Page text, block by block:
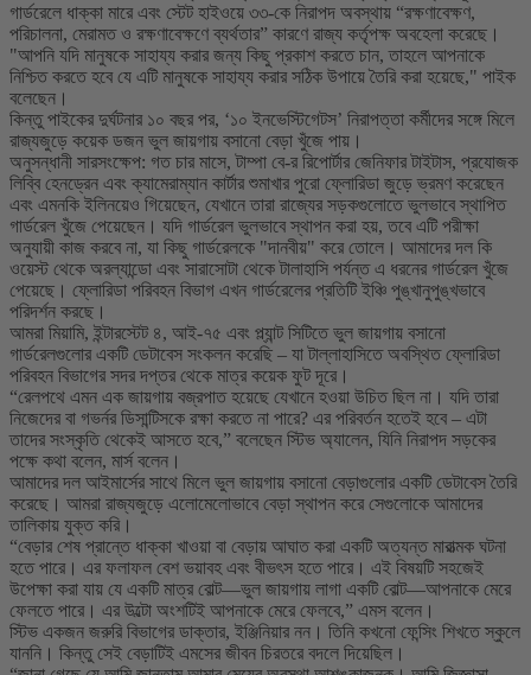
গার্ডরেলে ধাক্কা মারে এবং স্টেট হাইওয়ে ৩৩-কে নিরাপদ অবস্থায় “রক্ষণাবেক্ষণ,
পরিচালনা, মেরামত ও রক্ষণাবেক্ষণে ব্যর্থতার” কারণে রাজ্য কর্তৃপক্ষ অবহেলা করেছে।
"আপনি যদি মানুষকে সাহায্য করার জন্য কিছু প্রকাশ করতে চান, তাহলে আপনাকে
নিশ্চিত করতে হবে যে এটি মানুষকে সাহায্য করার সঠিক উপায়ে তৈরি করা হয়েছে," পাইক
বলেছেন।
কিন্তু পাইকের দুর্ঘটনার ১০ বছর পর, ‘১০ ইনভেস্টিগেটস’ নিরাপত্তা কর্মীদের সঙ্গে মিলে
রাজ্যজুড়ে কয়েক ডজন ভুল জায়গায় বসানো বেড়া খুঁজে পায়।
অনুসন্ধানী সারসংক্ষেপ: গত চার মাসে, টাম্পা বে-র রিপোর্টার জেনিফার টাইটাস, প্রযোজক
লিব্বি হেনড্রেন এবং ক্যামেরাম্যান কার্টার শুমাখার পুরো ফ্লোরিডা জুড়ে ভ্রমণ করেছেন
এবং এমনকি ইলিনয়েও গিয়েছেন, যেখানে তারা রাজ্যের সড়কগুলোতে ভুলভাবে স্থাপিত
গার্ডরেল খুঁজে পেয়েছেন। যদি গার্ডরেল ভুলভাবে স্থাপন করা হয়, তবে এটি পরীক্ষা
অনুযায়ী কাজ করবে না, যা কিছু গার্ডরেলকে "দানবীয়" করে তোলে। আমাদের দল কি
ওয়েস্ট থেকে অরল্যান্ডো এবং সারাসোটা থেকে টালাহাসি পর্যন্ত এ ধরনের গার্ডরেল খুঁজে
পেয়েছে। ফ্লোরিডা পরিবহন বিভাগ এখন গার্ডরেলের প্রতিটি ইঞ্চি পুঙ্খানুপুঙ্খভাবে
পরিদর্শন করছে।
আমরা মিয়ামি, ইন্টারস্টেট ৪, আই-৭৫ এবং প্ল্যান্ট সিটিতে ভুল জায়গায় বসানো
গার্ডরেলগুলোর একটি ডেটাবেস সংকলন করেছি – যা টাল্লাহাসিতে অবস্থিত ফ্লোরিডা
পরিবহন বিভাগের সদর দপ্তর থেকে মাত্র কয়েক ফুট দূরে।
“রেলপথে এমন এক জায়গায় বজ্রপাত হয়েছে যেখানে হওয়া উচিত ছিল না। যদি তারা
নিজেদের বা গভর্নর ডিসান্টিসকে রক্ষা করতে না পারে? এর পরিবর্তন হতেই হবে – এটা
তাদের সংস্কৃতি থেকেই আসতে হবে,” বলেছেন স্টিভ অ্যালেন, যিনি নিরাপদ সড়কের
পক্ষে কথা বলেন, মার্স বলেন।
আমাদের দল আইমার্সের সাথে মিলে ভুল জায়গায় বসানো বেড়াগুলোর একটি ডেটাবেস তৈরি
করেছে। আমরা রাজ্যজুড়ে এলোমেলোভাবে বেড়া স্থাপন করে সেগুলোকে আমাদের
তালিকায় যুক্ত করি।
“বেড়ার শেষ প্রান্তে ধাক্কা খাওয়া বা বেড়ায় আঘাত করা একটি অত্যন্ত মারাত্মক ঘটনা
হতে পারে। এর ফলাফল বেশ ভয়াবহ এবং বীভৎস হতে পারে। এই বিষয়টি সহজেই
উপেক্ষা করা যায় যে একটি মাত্র বোল্ট—ভুল জায়গায় লাগা একটি বোল্ট—আপনাকে মেরে
ফেলতে পারে। এর উল্টো অংশটিই আপনাকে মেরে ফেলবে,” এমস বলেন।
স্টিভ একজন জরুরি বিভাগের ডাক্তার, ইঞ্জিনিয়ার নন। তিনি কখনো ফেন্সিং শিখতে স্কুলে
যাননি। কিন্তু সেই বেড়াটিই এমসের জীবন চিরতরে বদলে দিয়েছিল।